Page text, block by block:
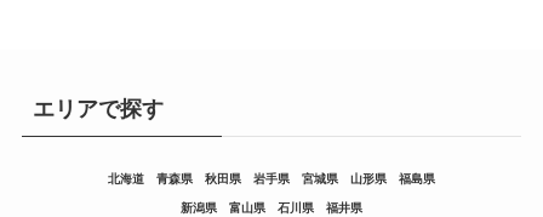
エリアで探す
北海道 青森県 秋田県 岩手県 宮城県 山形県 福島県
新潟県 富山県 石川県 福井県